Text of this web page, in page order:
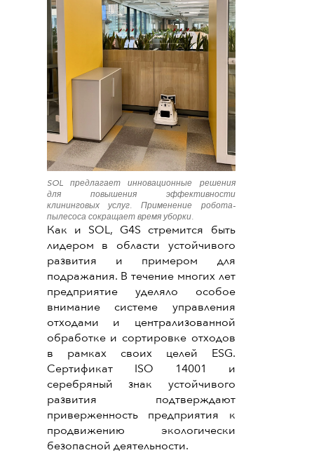
SOL предлагает инновационные решения
для повышения эффективности
клининговых услуг. Применение робота-
пылесоса сокращает время уборки.
Как и SOL, G4S стремится быть
лидером в области устойчивого
развития и примером для
подражания. В течение многих лет
предприятие уделяло особое
внимание системе управления
отходами и централизованной
обработке и сортировке отходов
в рамках своих целей ESG.
Сертификат ISO 14001 и
серебряный знак устойчивого
развития подтверждают
приверженность предприятия к
продвижению экологически
безопасной деятельности.